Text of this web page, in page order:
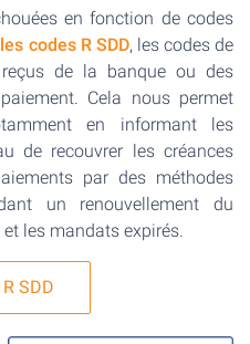
en fonction de codes
les codes R SDD, les codes de
de la banque ou des
Cela nous permet
en informant les
de recouvrer les créances
par des méthodes
un renouvellement du
les mandats expirés.
SDD